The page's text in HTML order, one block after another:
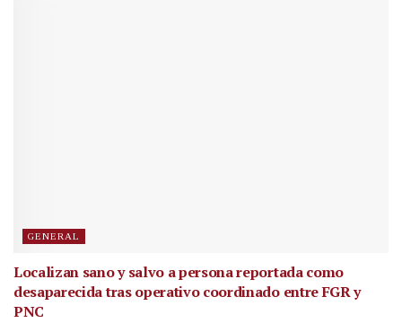
GENERAL
Localizan sano y salvo a persona reportada como
desaparecida tras operativo coordinado entre FGR y
PNC